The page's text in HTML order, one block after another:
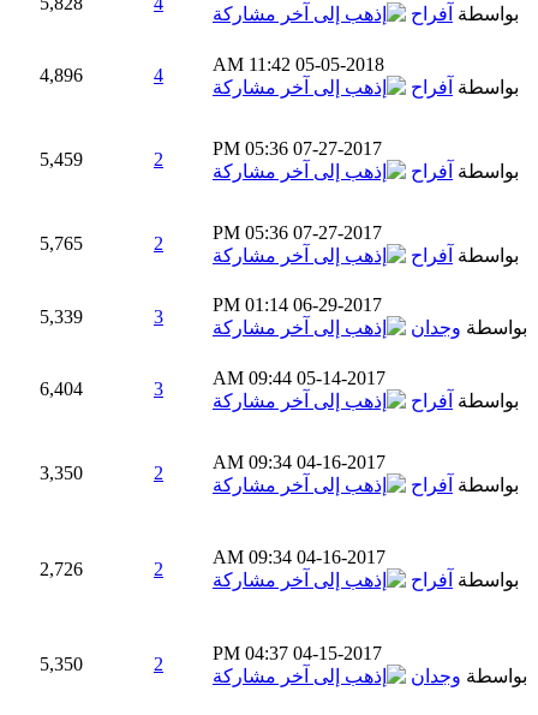
بواسطة آفراح
05-05-2018
11:42 AM
بواسطة آفراح
4
4,896
07-27-2017
05:36 PM
بواسطة آفراح
2
5,459
07-27-2017
05:36 PM
بواسطة آفراح
2
5,765
06-29-2017
01:14 PM
بواسطة وجدان
3
5,339
05-14-2017
09:44 AM
بواسطة آفراح
3
6,404
04-16-2017
09:34 AM
بواسطة آفراح
2
3,350
04-16-2017
09:34 AM
بواسطة آفراح
2
2,726
04-15-2017
04:37 PM
بواسطة وجدان
2
5,350